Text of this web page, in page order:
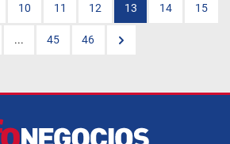
10 11 12 13 14 15
... 45 46